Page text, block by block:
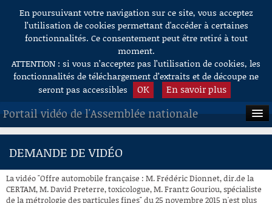
Aller au contenu
En poursuivant votre navigation sur ce site, vous acceptez
l’utilisation de cookies permettant d'accéder à certaines
fonctionnalités. Ce consentement peut être retiré à tout
moment.
ATTENTION : si vous n’acceptez pas l’utilisation de cookies, les
fonctionnalités de téléchargement d’extraits et de découpe ne
seront pas accessibles
OK En savoir plus
Portail vidéo de l'Assemblée nationale
ACCUEIL
À LA DEMANDE
DEMANDE DE VIDÉO
La vidéo "Offre automobile française : M. Frédéric Dionnet, dir.de la
CERTAM, M. David Preterre, toxicologue, M. Frantz Gouriou, spécialiste
de la métrologie des particules fines" du 25 novembre 2015 n'est plus